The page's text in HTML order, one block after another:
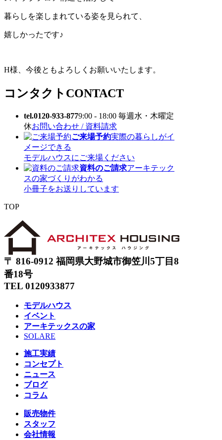
暮らしを楽しまれている姿を見られて、
嬉しかったです♪
H様、今後ともよろしくお願いいたします。
コンタクト CONTACT
tel.0120-933-8779:00 - 18:00 毎週水・木曜定
休お問い合わせ / 資料請求
ご来場予約実際の暮らしがイ
メージできる
モデルハウスにご来場ください
資料のご請求アーキテック
スの家づくりがわかる
小冊子をお送りしています
TOP
〒 816-0912 福岡県大野城市御笠川5丁目8
番18号
TEL 0120933877
モデルハウス
イベント
アーキテックスの家
SOLARE
施工実績
コンセプト
ニュース
ブログ
コラム
販売物件
スタッフ
会社情報